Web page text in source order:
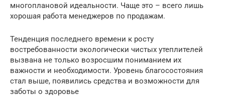
многоплановой идеальности. Чаще это – всего лишь
хорошая работа менеджеров по продажам.
Тенденция последнего времени к росту
востребованности экологически чистых утеплителей
вызвана не только возросшим пониманием их
важности и необходимости. Уровень благосостояния
стал выше, появились средства и возможности для
заботы о здоровье